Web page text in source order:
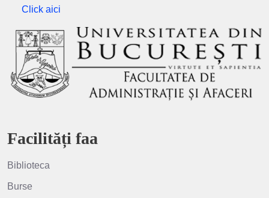
Click aici
Facilități faa
Biblioteca
Burse